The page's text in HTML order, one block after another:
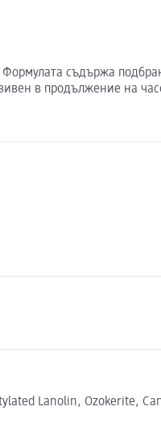
съдържа
в продължение на
Lanolin, Ozokerite,